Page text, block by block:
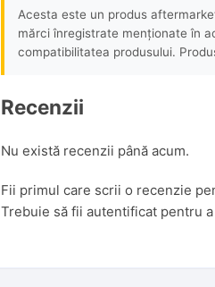
Acesta este un produs
mărci înregistrate menționate în
compatibilitatea produsului.
Recenzii
Nu există recenzii până acum.
Fii primul care scrii o recenzie
Trebuie să fii autentificat pentru